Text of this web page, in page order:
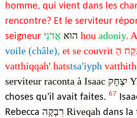
homme, qui vient dans les
rencontre? Et le serviteur
seigneur
הוּא אֲדֹנִי hou adoniy.
voile (châle), et se couvrit הַ
vatthiqqah' hatstsa'iyph
serviteur raconta à Isaac יִצְחָק
choses qu'il avait faites. 67
Rebecca רִבְקָה Riveqah dans la